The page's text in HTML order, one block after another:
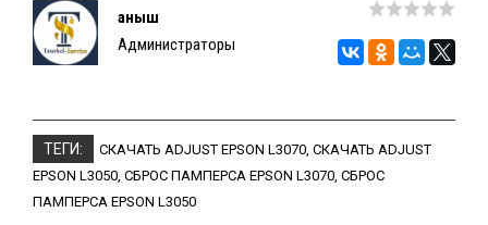
Қаныш
Администраторы
ТЕГИ: СКАЧАТЬ ADJUST EPSON L3070 СКАЧАТЬ ADJUST
EPSON L3050 СБРОС ПАМПЕРСА EPSON L3070 СБРОС
ПАМПЕРСА EPSON L3050